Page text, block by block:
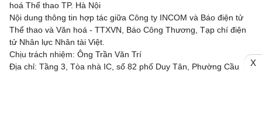
Bohemian FC
Rijeka 1 - 0 Ilves
Hibernian
hoá Thể thao TP. Hà Nội
Nội dung thông tin hợp tác giữa Công ty INCOM và Báo điện tử
Thể thao và Văn hoá - TTXVN, Báo Công Thương, Tạp chí điện
tử Nhân lực Nhân tài Việt.
Chịu trách nhiệm: Ông Trần Văn Trí
Địa chỉ: Tầng 3, Tòa nhà IC, số 82 phố Duy Tân, Phường Cầu
X